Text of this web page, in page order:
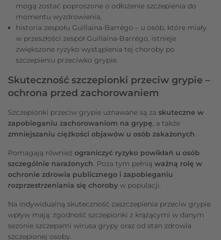
mogą zostać poproszone o odłożenie szczepienia do
momentu wyzdrowienia,
historia zespołu Guillaina-Barrégo – u osób, które miały
w przeszłości zespół Guillaina-Barrégo, istnieje
zwiększone ryzyko wystąpienia tej choroby po
szczepieniu przeciwko grypie.
Skuteczność szczepionki przeciw grypie –
ochrona przed zachorowaniem
Szczepionki przeciw grypie uznawane są za skuteczne w
zapobieganiu zachorowaniom na grypę, a także
zmniejszaniu ciężkości objawów u osób zakażonych.
Pomagają również ograniczyć ryzyko powikłań u osób
szczególnie narażonych. Poza tym pełnią ważną rolę w
ochronie zdrowia publicznego i zapobieganiu
rozprzestrzeniania się choroby w populacji.
Na indywidualną skuteczność zaszczepienia przeciw grypie
wpływ mają: zgodność szczepionki z krążącymi w danym
sezonie szczepami wirusa grypy oraz od stan zdrowia
szczepionej osoby.